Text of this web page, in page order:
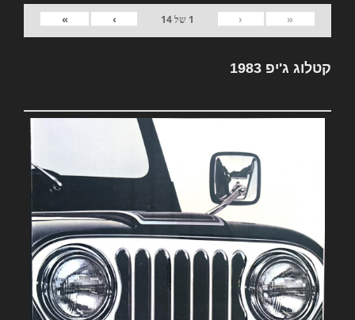
«
‹
1 של14
›
»
קטלוג ג'יפ 1983